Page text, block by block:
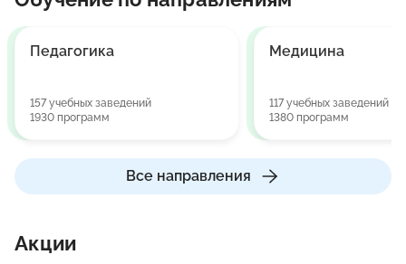
Все направления
Педагогика
157 учебных заведений
1930 программ
Медицина
117 учебных заведений
1380 программ
Акции